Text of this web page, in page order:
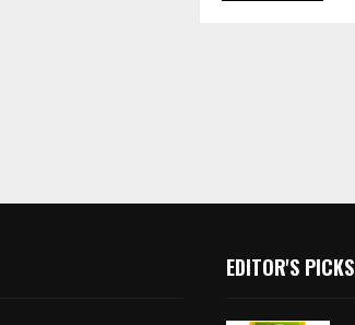
EDITOR'S PICKS